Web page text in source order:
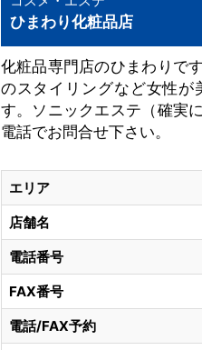
ひまわり化粧品店
化粧品専門店のひまわりで
のスタイリングなど女性が
す。ソニックエステ（確実
電話でお問合せ下さい。
エリア
店舗名
電話番号
FAX番号
電話/FAX予約